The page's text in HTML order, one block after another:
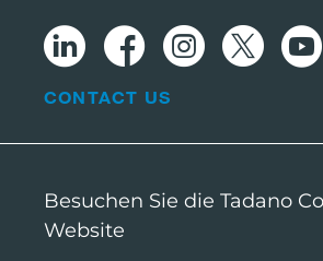
CONTACT US
Besuchen Sie die Tadano
Website